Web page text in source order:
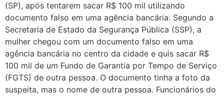
(SP), após tentarem sacar R$ 100 mil utilizando
documento falso em uma agência bancária. Segundo a
Secretaria de Estado da Segurança Pública (SSP), a
mulher chegou com um documento falso em uma
agência bancária no centro da cidade e quis sacar R$
100 mil de um Fundo de Garantia por Tempo de Serviço
(FGTS) de outra pessoa. O documento tinha a foto da
suspeita, mas o nome de outra pessoa. Funcionários do